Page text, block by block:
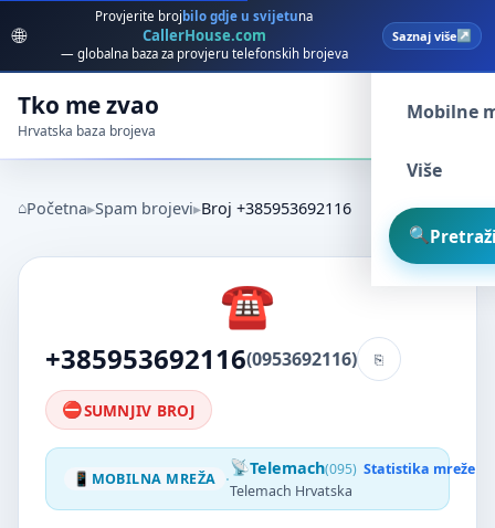
🌐
Provjerite broj bilo gdje u svijetuna
CallerHouse.com
— globalna baza za provjeru telefonskih brojeva
Saznaj više
Tko me zvao
Hrvatska baza brojeva
Spam
Mobilne
Više
Početna Spam brojevi Broj +385953692116
+385953692116(0953692116)
SUMNJIV BROJ
MOBILNA MREŽA · Telemach(095) Statistika mreže
Telemach Hrvatska